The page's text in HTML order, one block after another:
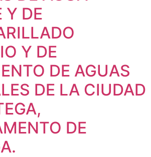
Y DE
Y DE
DE AGUAS
DE LA CIUDAD
DE